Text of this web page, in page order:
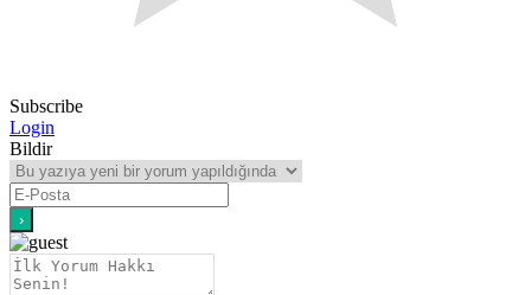
Subscribe
Login
Bildir